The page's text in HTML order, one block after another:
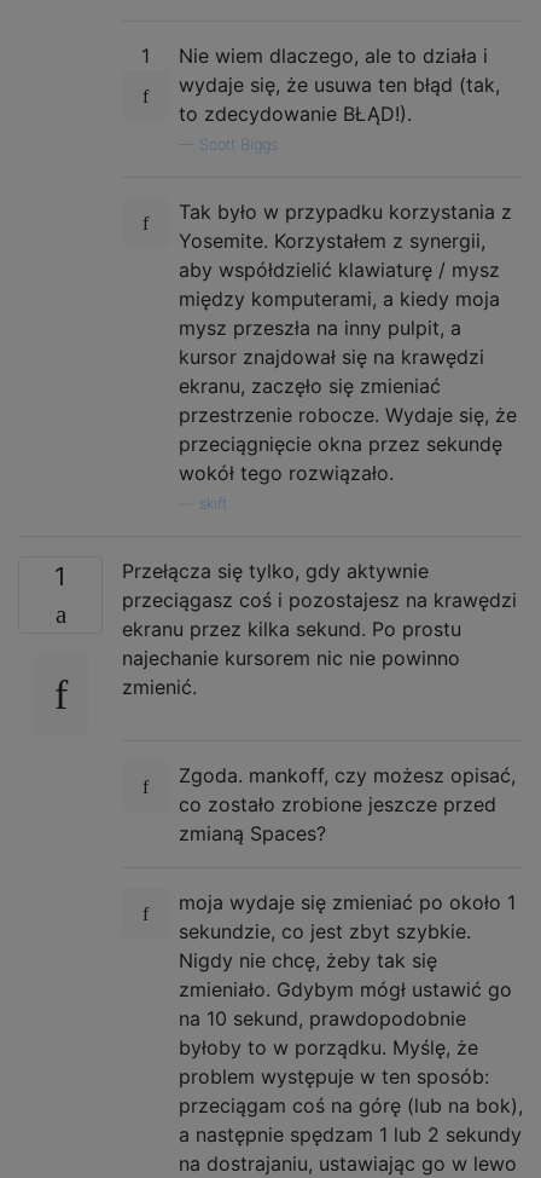
1
Nie wiem dlaczego, ale to działa i
wydaje się, że usuwa ten błąd (tak,
to zdecydowanie BŁĄD!).
Scott Biggs
Tak było w przypadku korzystania z
Yosemite. Korzystałem z synergii,
aby współdzielić klawiaturę / mysz
między komputerami, a kiedy moja
mysz przeszła na inny pulpit, a
kursor znajdował się na krawędzi
ekranu, zaczęło się zmieniać
przestrzenie robocze. Wydaje się, że
przeciągnięcie okna przez sekundę
wokół tego rozwiązało.
skift
1
Przełącza się tylko, gdy aktywnie
przeciągasz coś i pozostajesz na krawędzi
ekranu przez kilka sekund. Po prostu
najechanie kursorem nic nie powinno
zmienić.
Zgoda. mankoff, czy możesz opisać,
co zostało zrobione jeszcze przed
zmianą Spaces?
moja wydaje się zmieniać po około 1
sekundzie, co jest zbyt szybkie.
Nigdy nie chcę, żeby tak się
zmieniało. Gdybym mógł ustawić go
na 10 sekund, prawdopodobnie
byłoby to w porządku. Myślę, że
problem występuje w ten sposób:
przeciągam coś na górę (lub na bok),
a następnie spędzam 1 lub 2 sekundy
na dostrajaniu, ustawiając go w lewo